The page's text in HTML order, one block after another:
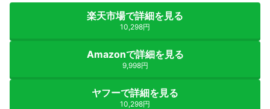
楽天市場で詳細を見る
10,298円
Amazonで詳細を見る
9,998円
ヤフーで詳細を見る
10,298円